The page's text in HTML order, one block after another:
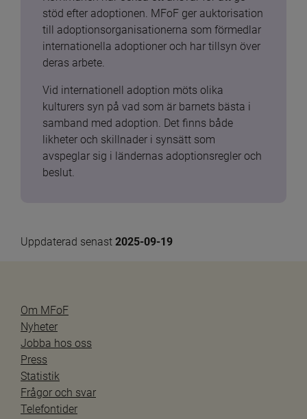
stöd efter adoptionen. MFoF ger auktorisation
till adoptionsorganisationerna som förmedlar
internationella adoptioner och har tillsyn över
deras arbete.
Vid internationell adoption möts olika
kulturers syn på vad som är barnets bästa i
samband med adoption. Det finns både
likheter och skillnader i synsätt som
avspeglar sig i ländernas adoptionsregler och
beslut.
Uppdaterad senast 2025-09-19
Om MFoF
Nyheter
Jobba hos oss
Press
Statistik
Frågor och svar
Telefontider